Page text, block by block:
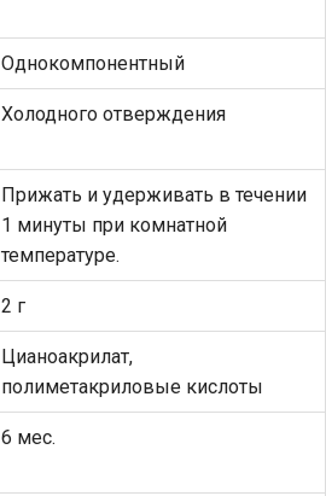
Однокомпонентный
Холодного отверждения
Прижать и удерживать в течении
1 минуты при комнатной
температуре.
2 г
Цианоакрилат,
полиметакриловые кислоты
6 мес.